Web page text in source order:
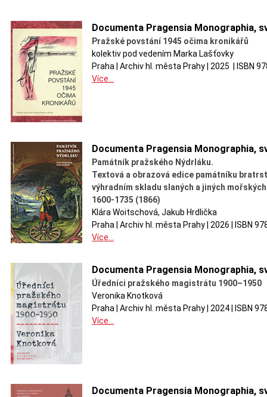
Documenta Pragensia Monographia,
Pražské povstání 1945 očima kronikářů
kolektiv pod vedením Marka Lašťovky
Praha | Archiv hl. města Prahy | 2025 | ISBN
Více...
Documenta Pragensia Monographia,
Památník pražského Nýdrláku.
Textová a obrazová edice památníku
výhradním skladu slaných a jiných
1600-1735 (1866)
Klára Woitschová, Jakub Hrdlička
Praha | Archiv hl. města Prahy | 2026 | ISBN
Více...
Documenta Pragensia Monographia,
Úředníci pražského magistrátu 1900–1950
Veronika Knotková
Praha | Archiv hl. města Prahy | 2024 | ISBN
Více...
Documenta Pragensia Monographia,